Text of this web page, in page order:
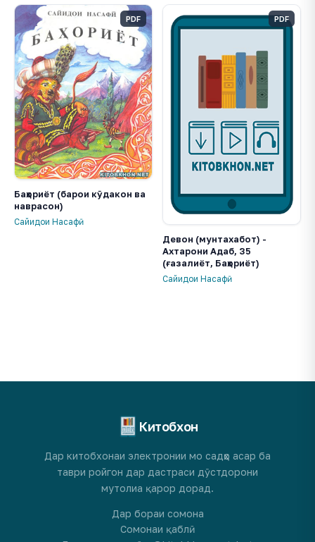
PDF
Баҳориёт (барои кӯдакон ва
наврасон)
Сайидои Насафӣ
PDF
Девон (мунтахабот) -
Ахтарони Адаб, 35
(ғазалиёт, Баҳориёт)
Сайидои Насафӣ
Китобхон
Дар китобхонаи электронии мо садҳо асар ба
таври ройгон дар дастраси дӯстдорони
мутолиа қарор дорад.
Дар бораи сомона
Сомонаи қаблӣ